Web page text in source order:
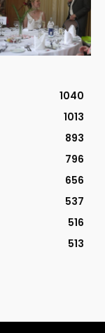
1040
1013
893
796
656
537
516
513